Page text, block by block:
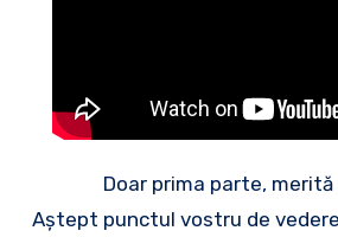
Doar prima parte,
Aștept punctul vostru de